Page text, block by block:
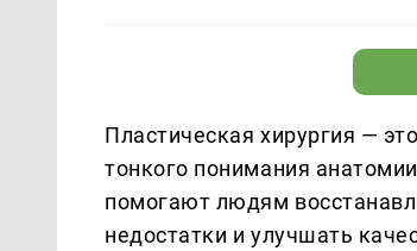
Пластическая хирургия —
тонкого понимания
помогают людям
недостатки и улучшать